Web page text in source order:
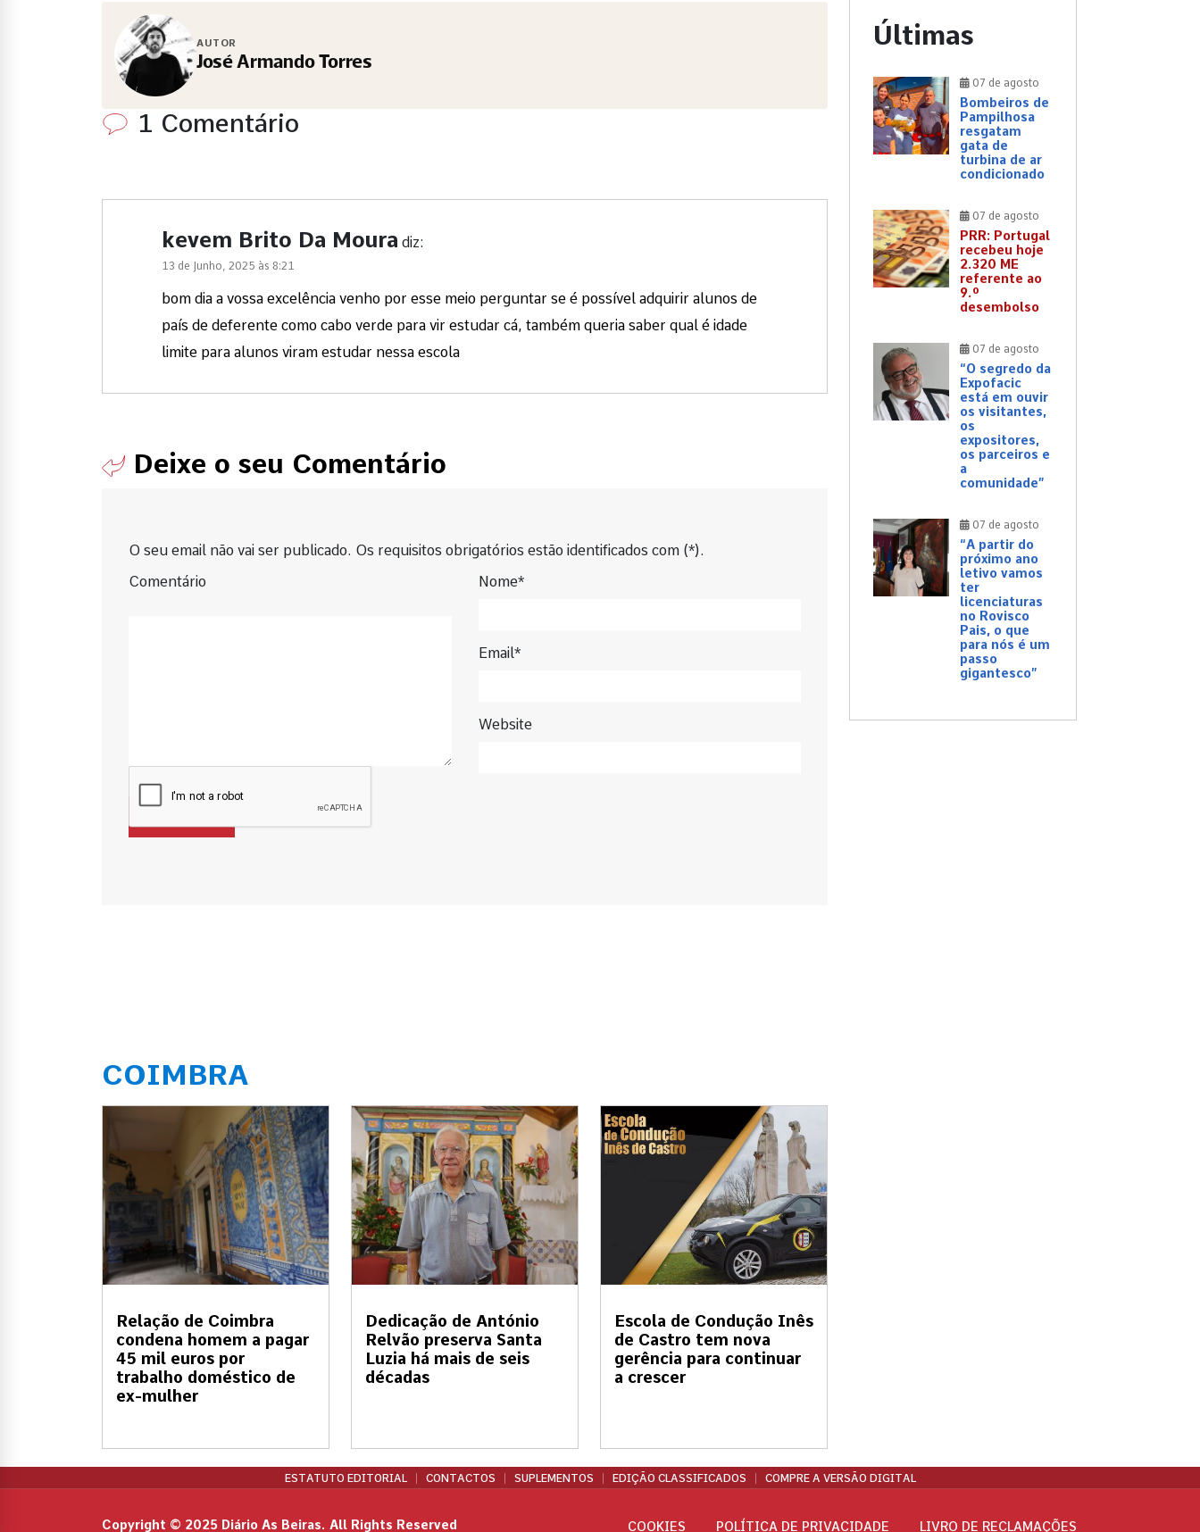
AUTOR
José Armando Torres
1 Comentário
kevem Brito Da Moura diz:
13 de Junho, 2025 às 8:21
bom dia a vossa excelência venho por esse meio perguntar se é possível adquirir alunos de
país de deferente como cabo verde para vir estudar cá, também queria saber qual é idade
limite para alunos viram estudar nessa escola
Deixe o seu Comentário
O seu email não vai ser publicado. Os requisitos obrigatórios estão identificados com (*).
Comentário
Nome*
Email*
Website
Últimas
07 de agosto
Bombeiros de
Pampilhosa
resgatam
gata de
turbina de ar
condicionado
07 de agosto
PRR: Portugal
recebeu hoje
2.320 ME
referente ao
9.º
desembolso
07 de agosto
“O segredo da
Expofacic
está em ouvir
os visitantes,
os
expositores,
os parceiros e
a
comunidade”
07 de agosto
“A partir do
próximo ano
letivo vamos
ter
licenciaturas
no Rovisco
Pais, o que
para nós é um
passo
gigantesco”
COIMBRA
Relação de Coimbra
condena homem a pagar
45 mil euros por
trabalho doméstico de
ex-mulher
Dedicação de António
Relvão preserva Santa
Luzia há mais de seis
décadas
Escola de Condução Inês
de Castro tem nova
gerência para continuar
a crescer
ESTATUTO EDITORIAL CONTACTOS SUPLEMENTOS EDIÇÃO CLASSIFICADOS COMPRE A VERSÃO DIGITAL
Copyright © 2025 Diário As Beiras. All Rights Reserved COOKIES POLÍTICA DE PRIVACIDADE LIVRO DE RECLAMAÇÕES